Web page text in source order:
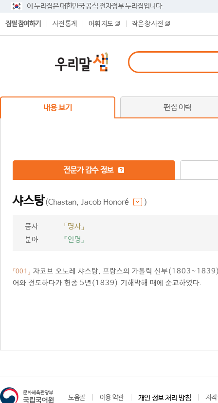
이 누리집은 대한민국 공식 전자정부 누리집입니다.
집필 참여하기 사전 통계 어휘 지도 작은 창 사전
내용 보기 편집 이력
전문가 감수 정보
샤스탕(Chastan, Jacob Honoré )
품사
「명사」
분야
『인명』
「001」 자코브 오노레 샤스탕, 프랑스의 가톨릭 신부
어와 전도하다가 헌종 5년(1839) 기해박해 때에 순교하였다.
도움말 이용 약관 개인 정보 처리 방침 저